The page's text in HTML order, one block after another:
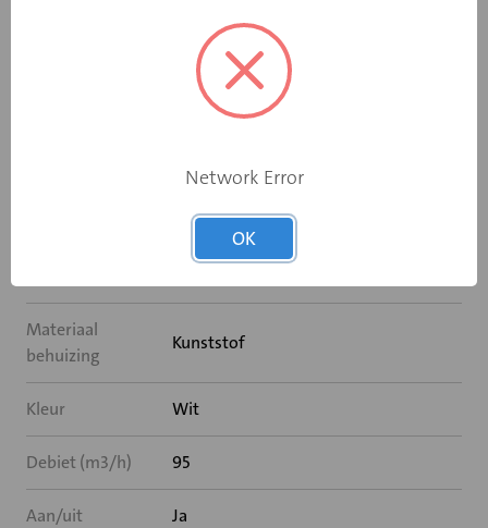
100
SILENT
230
Materiaal
behuizing
Kunststof
Kleur Wit
Debiet (m3/h) 95
Aan/uit Ja
Network Error
OK